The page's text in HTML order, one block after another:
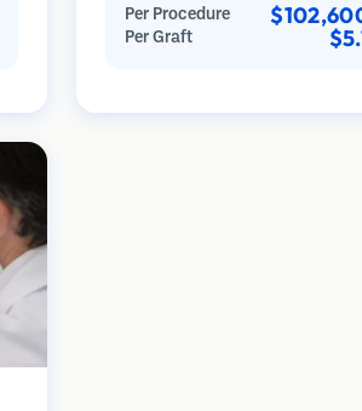
Kontrolle über Tiefe, Richtung
Winkel der implantierten Haare
Per Procedure
Per Graft